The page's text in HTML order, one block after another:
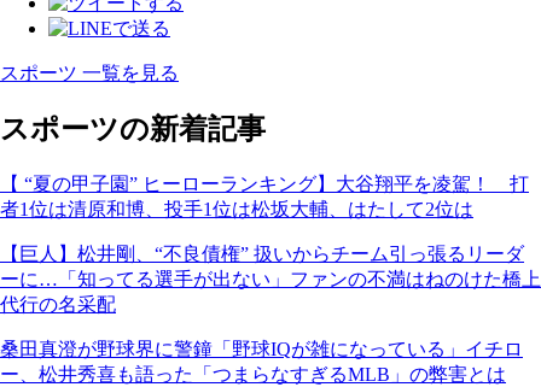
スポーツ 一覧を見る
スポーツの新着記事
【 “夏の甲子園” ヒーローランキング】大谷翔平を凌駕！ 打
者1位は清原和博、投手1位は松坂大輔、はたして2位は
【巨人】松井剛、“不良債権” 扱いからチーム引っ張るリーダ
ーに…「知ってる選手が出ない」ファンの不満はねのけた橋上
代行の名采配
桑田真澄が野球界に警鐘「野球IQが雑になっている」イチロ
ー、松井秀喜も語った「つまらなすぎるMLB」の弊害とは